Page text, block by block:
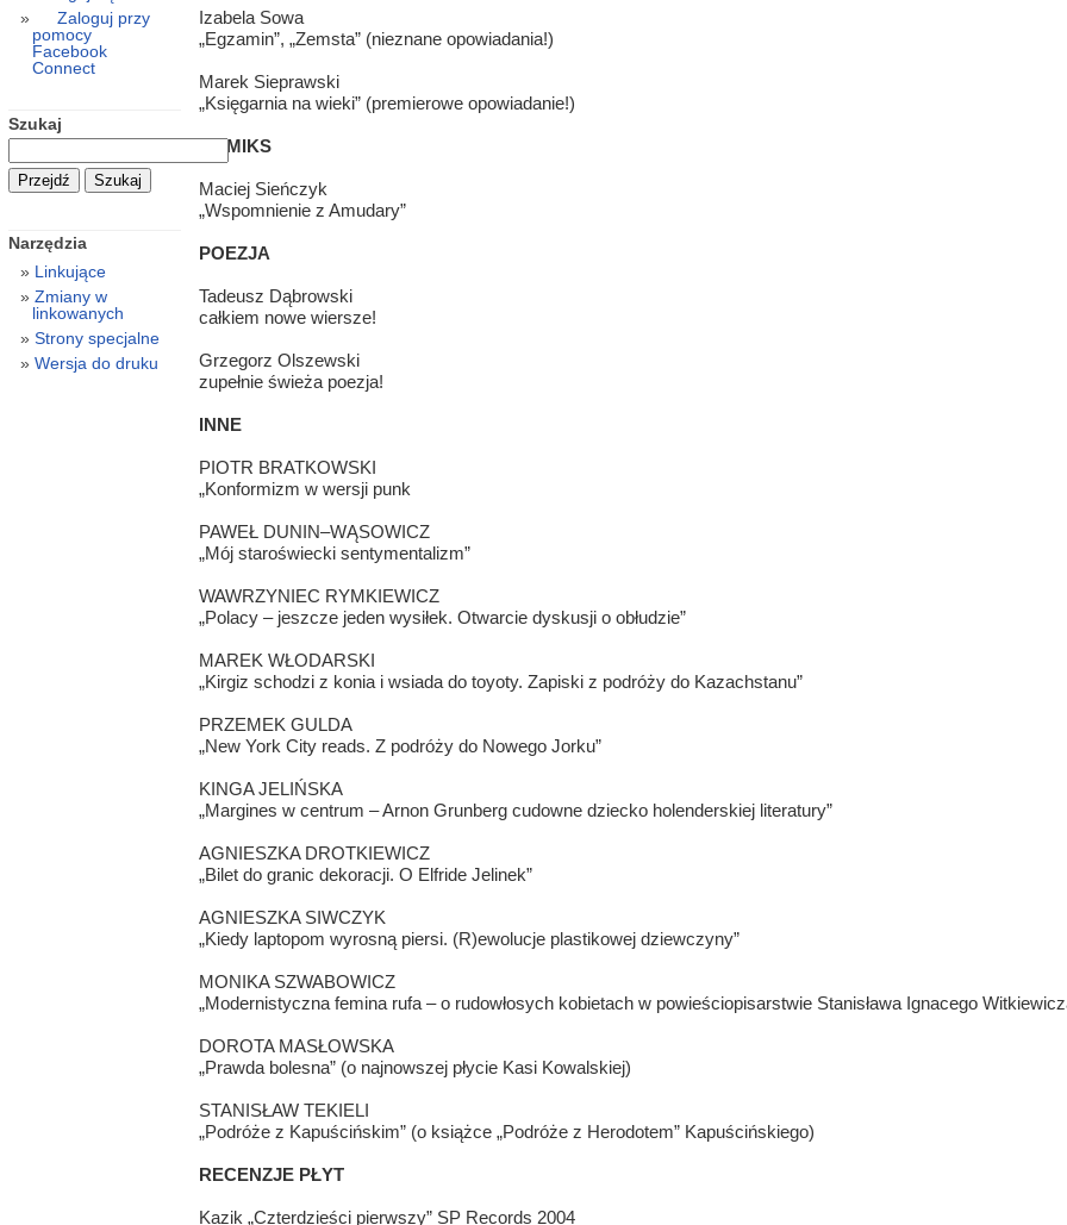
Izabela Sowa
„Egzamin”, „Zemsta” (nieznane opowiadania!)
Marek Sieprawski
„Księgarnia na wieki” (premierowe opowiadanie!)
KOMIKS
Maciej Sieńczyk
„Wspomnienie z Amudary”
POEZJA
Tadeusz Dąbrowski
całkiem nowe wiersze!
Grzegorz Olszewski
zupełnie świeża poezja!
INNE
PIOTR BRATKOWSKI
„Konformizm w wersji punk
PAWEŁ DUNIN–WĄSOWICZ
„Mój staroświecki sentymentalizm”
WAWRZYNIEC RYMKIEWICZ
„Polacy – jeszcze jeden wysiłek. Otwarcie dyskusji o obłudzie”
MAREK WŁODARSKI
„Kirgiz schodzi z konia i wsiada do toyoty. Zapiski z podróży do Kazachstanu”
PRZEMEK GULDA
„New York City reads. Z podróży do Nowego Jorku”
KINGA JELIŃSKA
„Margines w centrum – Arnon Grunberg cudowne dziecko holenderskiej literatury”
AGNIESZKA DROTKIEWICZ
„Bilet do granic dekoracji. O Elfride Jelinek”
AGNIESZKA SIWCZYK
„Kiedy laptopom wyrosną piersi. (R)ewolucje plastikowej dziewczyny”
MONIKA SZWABOWICZ
„Modernistyczna femina rufa – o rudowłosych kobietach w powieściopisarstwie Stanisława Ignacego
DOROTA MASŁOWSKA
„Prawda bolesna” (o najnowszej płycie Kasi Kowalskiej)
STANISŁAW TEKIELI
„Podróże z Kapuścińskim” (o książce „Podróże z Herodotem” Kapuścińskiego)
RECENZJE PŁYT
Kazik „Czterdzieści pierwszy” SP Records 2004
Zaloguj przy
pomocy
Facebook
Connect
Szukaj
Narzędzia
Linkujące
Zmiany w
linkowanych
Strony specjalne
Wersja do druku